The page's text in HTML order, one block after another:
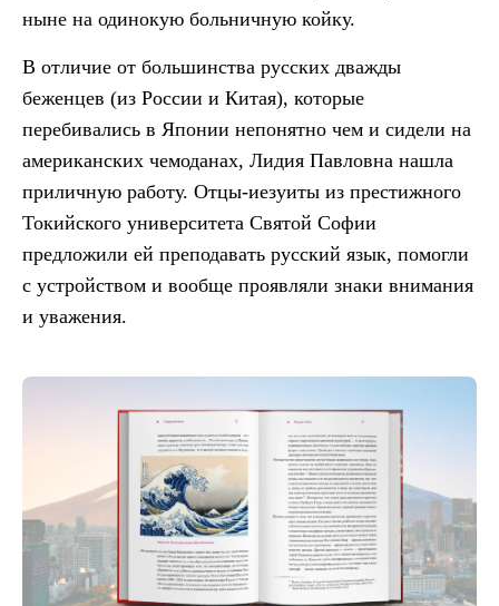
ныне на одинокую больничную койку.
В отличие от большинства русских дважды
беженцев (из России и Китая), которые
перебивались в Японии непонятно чем и сидели на
американских чемоданах, Лидия Павловна нашла
приличную работу. Отцы-иезуиты из престижного
Токийского университета Святой Софии
предложили ей преподавать русский язык, помогли
с устройством и вообще проявляли знаки внимания
и уважения.